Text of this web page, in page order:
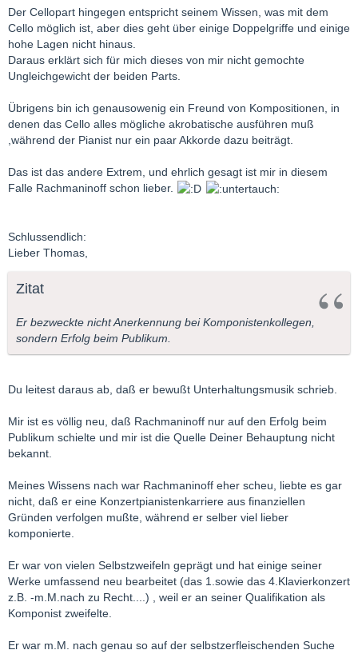
Der Cellopart hingegen entspricht seinem Wissen, was mit dem
Cello möglich ist, aber dies geht über einige Doppelgriffe und einige
hohe Lagen nicht hinaus.
Daraus erklärt sich für mich dieses von mir nicht gemochte
Ungleichgewicht der beiden Parts.
Übrigens bin ich genausowenig ein Freund von Kompositionen, in
denen das Cello alles mögliche akrobatische ausführen muß
,während der Pianist nur ein paar Akkorde dazu beiträgt.
Das ist das andere Extrem, und ehrlich gesagt ist mir in diesem
Falle Rachmaninoff schon lieber.
Schlussendlich:
Lieber Thomas,
Zitat
Er bezweckte nicht Anerkennung bei Komponistenkollegen,
sondern Erfolg beim Publikum.
Du leitest daraus ab, daß er bewußt Unterhaltungsmusik schrieb.
Mir ist es völlig neu, daß Rachmaninoff nur auf den Erfolg beim
Publikum schielte und mir ist die Quelle Deiner Behauptung nicht
bekannt.
Meines Wissens nach war Rachmaninoff eher scheu, liebte es gar
nicht, daß er eine Konzertpianistenkarriere aus finanziellen
Gründen verfolgen mußte, während er selber viel lieber
komponierte.
Er war von vielen Selbstzweifeln geprägt und hat einige seiner
Werke umfassend neu bearbeitet (das 1.sowie das 4.Klavierkonzert
z.B. -m.M.nach zu Recht....) , weil er an seiner Qualifikation als
Komponist zweifelte.
Er war m.M. nach genau so auf der selbstzerfleischenden Suche